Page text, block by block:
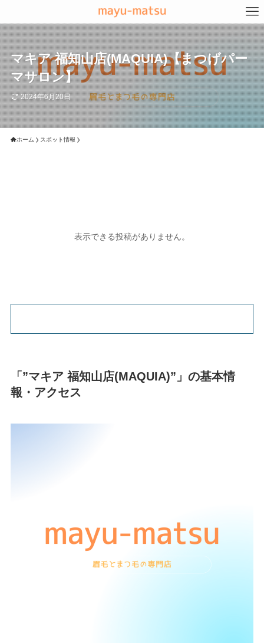
マキア 福知山店(MAQUIA)【まつげパー
マサロン】
2024年6月20日
ホーム スポット情報
「”マキア 福知山店(MAQUIA)”」の基本情
報・アクセス